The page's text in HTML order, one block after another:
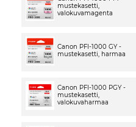
mustekasetti,
valokuvamagenta
Canon PFI-1000 GY -
mustekasetti, harmaa
Canon PFI-1000 PGY -
mustekasetti,
valokuvaharmaa